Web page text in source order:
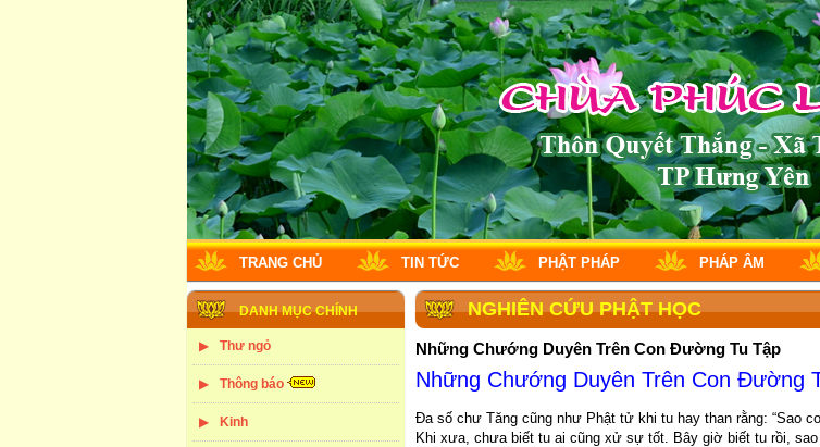
TRANG CHỦ TIN TỨC PHẬT PHÁP PHÁP ÂM
DANH MỤC CHÍNH
Thư ngỏ
Thông báo
Kinh
NGHIÊN CỨU PHẬT HỌC
Những Chướng Duyên Trên Con Đường Tu Tập
Những Chướng Duyên Trên Con Đường
Đa số chư Tăng cũng như Phật tử khi tu hay than rằng: “Sao
Khi xưa, chưa biết tu ai cũng xử sự tốt. Bây giờ biết tu rồi,